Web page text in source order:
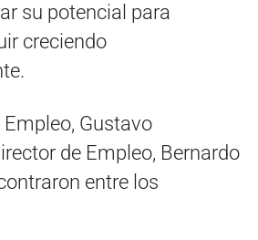
su potencial para
creciendo
Empleo, Gustavo
de Empleo, Bernardo
entre los